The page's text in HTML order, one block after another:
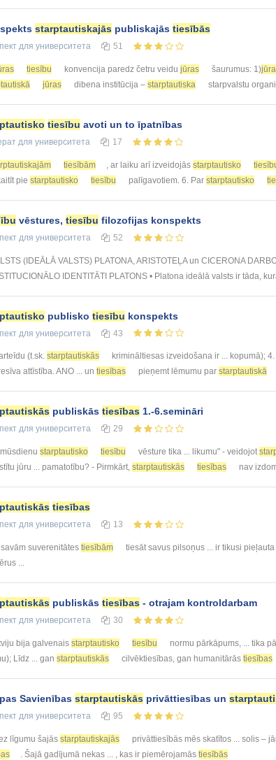
starptautiskajās publiskajās tiesībās
для университета 51
tiesību konvencija paredz četru veidu jūras šaurumus: 1)
jūras dibena institūcija – starptautiska starpvalstu
tiesību avoti un to īpatnības
для университета 17
tiesībām , ar laiku arī izveidojās starptautisko
pie starptautisko tiesību palīgavotiem. 6. Par starptautisko
vēstures, tiesību filozofijas konspekts
для университета 52
(IDEĀLĀ VALSTS) PLATONA, ARISTOTEĻA un CICERONA
IDENTITĀTI PLATONS • Platona ideālā valsts ir tāda,
publisko tiesību konspekts
для университета 43
(t.sk. starptautiskās krimināltiesas izveidošana ir ... kopumā); 4.
attīstība. ANO ... un tiesības pieņemt lēmumu par starptautiskā
publiskās tiesības 1.-6.semināri
для университета 29
starptautisko tiesību vēsture tika ... likumu" - veidojot
jūru ... pamatotību? - Pirmkārt, starptautiskās tiesības nav
tiesības
для университета 13
savām suverenitātes tiesībām tiesāt savus pilsoņus ... ir tikusi pieļauta
...
publiskās tiesības - otrajam kontroldarbam
для университета 30
bija galvenais starptautisko tiesību normu pārkāpums, ... tika
Līdz ... gan starptautiskās cilvēktiesības, gan humanitārās tiesības
Savienības starptautiskās privāttiesības un
для университета 95
līgumu šajās starptautiskajās
privāttiesībās mēs skatītos ... solis –
. Šajā gadījumā nekas ... , kas ir piemērojamās tiesībās